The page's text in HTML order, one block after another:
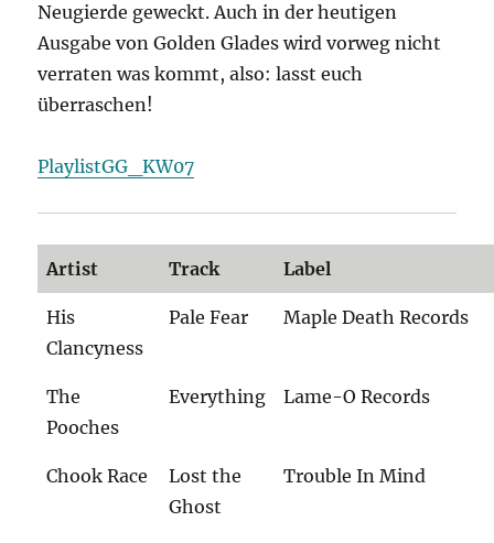
Neugierde geweckt. Auch in der heutigen
Ausgabe von Golden Glades wird vorweg nicht
verraten was kommt, also: lasst euch
überraschen!
PlaylistGG_KW07
Artist Track Label
His
Clancyness
Pale Fear Maple Death Records
The
Pooches
Everything Lame-O Records
Chook Race
Lost the
Ghost
Trouble In Mind